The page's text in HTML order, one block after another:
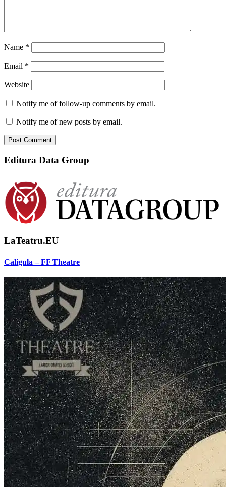
Name *
Email *
Website
Notify me of follow-up comments by email.
Notify me of new posts by email.
Editura Data Group
LaTeatru.EU
Caligula – FF Theatre